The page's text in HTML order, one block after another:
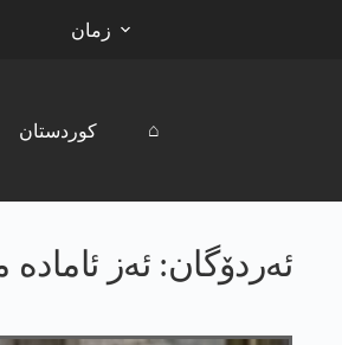
زمان
کوردستان ⌂
ئەردۆگان: ئەز